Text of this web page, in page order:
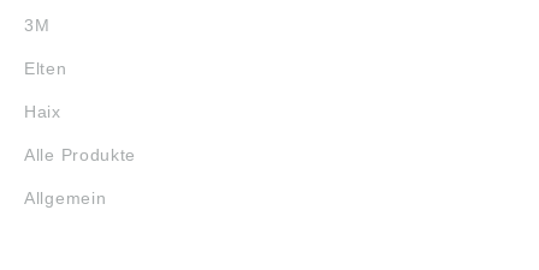
3M
Elten
Haix
Alle Produkte
Allgemein